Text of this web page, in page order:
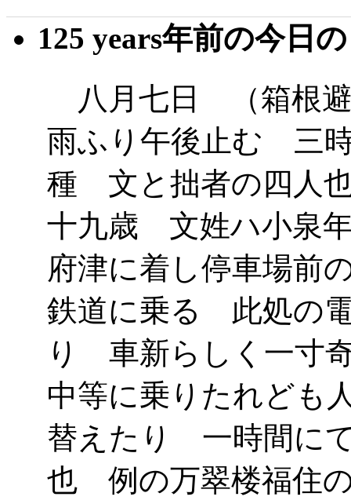
125 years年前の今日
八月七日 （箱根
雨ふり午後止む 三
種 文と拙者の四人
十九歳 文姓ハ小泉
府津に着し停車場前
鉄道に乗る 此処の
り 車新らしく一寸
中等に乗りたれども
替えたり 一時間に
也 例の万翠楼福住